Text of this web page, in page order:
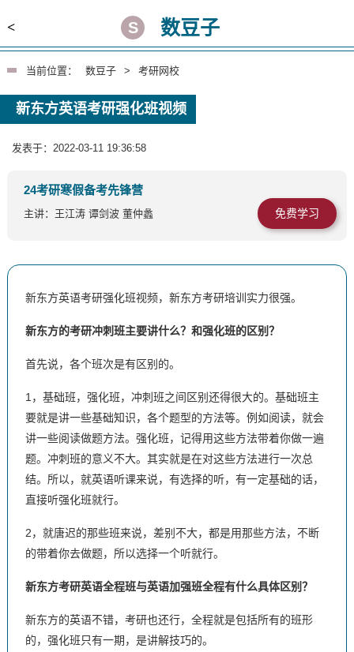
< 数豆子
当前位置： 数豆子 > 考研网校
新东方英语考研强化班视频
发表于：2022-03-11 19:36:58
24考研寒假备考先锋营
主讲：王江涛 谭剑波 董仲蠡 免费学习
新东方英语考研强化班视频，新东方考研培训实力很强。
新东方的考研冲刺班主要讲什么？和强化班的区别？
首先说，各个班次是有区别的。
1，基础班，强化班，冲刺班之间区别还得很大的。基础班主
要就是讲一些基础知识，各个题型的方法等。例如阅读，就会
讲一些阅读做题方法。强化班，记得用这些方法带着你做一遍
题。冲刺班的意义不大。其实就是在对这些方法进行一次总
结。所以，就英语听课来说，有选择的听，有一定基础的话，
直接听强化班就行。
2，就唐迟的那些班来说，差别不大，都是用那些方法，不断
的带着你去做题，所以选择一个听就行。
新东方考研英语全程班与英语加强班全程有什么具体区别？
新东方的英语不错，考研也还行，全程就是包括所有的班形
的，强化班只有一期，是讲解技巧的。